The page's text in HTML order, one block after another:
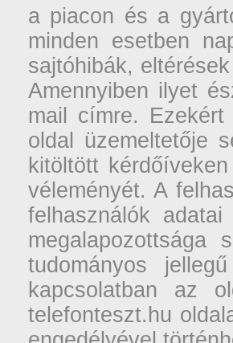
a piacon és a
minden esetben
sajtóhibák,
Amennyiben ilyet
mail címre.
oldal üzemeltetője
kitöltött
véleményét. A
felhasználók
tudományos
kapcsolatban az
telefonteszt.hu